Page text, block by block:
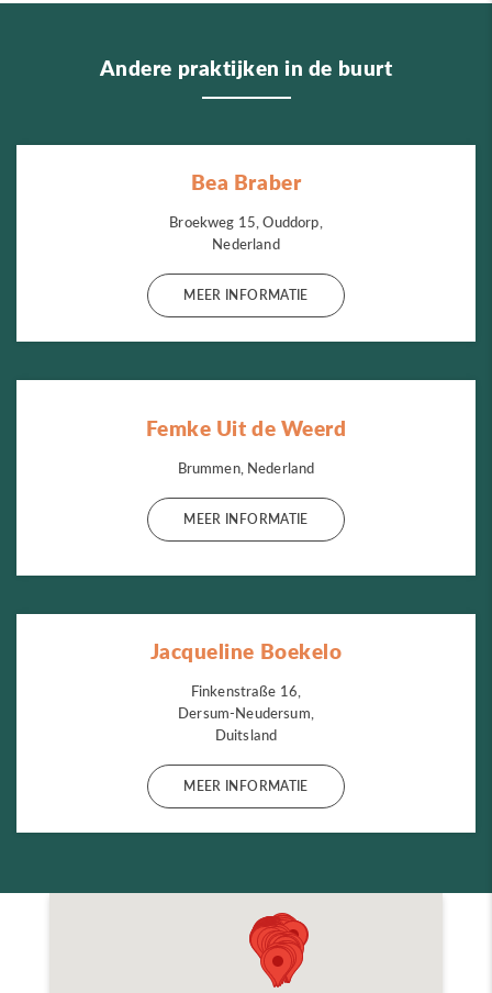
Andere praktijken in de buurt
Bea Braber
Broekweg 15, Ouddorp,
Nederland
MEER INFORMATIE
Femke Uit de Weerd
Brummen, Nederland
MEER INFORMATIE
Jacqueline Boekelo
Finkenstraße 16,
Dersum-Neudersum,
Duitsland
MEER INFORMATIE